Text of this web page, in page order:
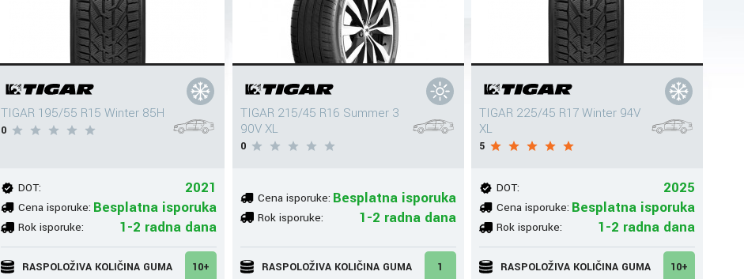
TIGAR 195/55 R15 Winter 85H
0
DOT: 2021
Cena isporuke: Besplatna isporuka
Rok isporuke: 1-2 radna dana
RASPOLOŽIVA KOLIČINA GUMA 10+
TIGAR 215/45 R16 Summer 3
90V XL
0
Cena isporuke: Besplatna isporuka
Rok isporuke: 1-2 radna dana
RASPOLOŽIVA KOLIČINA GUMA 1
TIGAR 225/45 R17 Winter 94V
XL
5
DOT: 2025
Cena isporuke: Besplatna isporuka
Rok isporuke: 1-2 radna dana
RASPOLOŽIVA KOLIČINA GUMA 10+